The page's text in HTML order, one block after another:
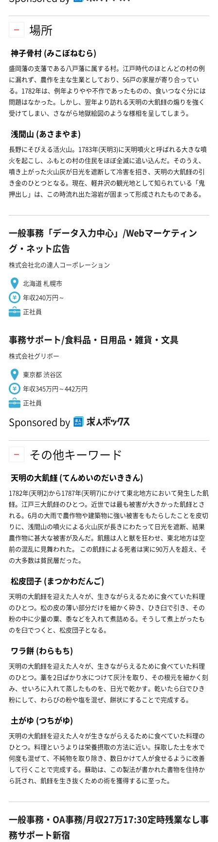
場所
神子骨村 (みこぼねむら)
盛岡藩の支藩である八戸藩に属する村。江戸時代のほとんどの村の例
に漏れず、農作を主な生業としており、56戸の家屋が寄り合ってい
る。1782年は、例年よりやや不作であったものの、食いつなぐ分には
問題はなかった。しかし、翌年より訪れる天明の大飢饉の煽りを強く
受けてしまい、さながら地獄絵図のような様相を呈してしまう。
浅間山 (あさまやま)
長野にそびえる活火山。1783年(天明3)に天明噴火と呼ばれる大きな噴
火を起こし、ふもとの村の住民をほぼ全滅に追い込んだ。そのうえ、
噴き上がった火山灰が日光を遮断して冷害を招き、天明の大飢饉の引
き金のひとつとなる。現在、軽井沢の観光地として知られている「鬼
押出し」は、この時流れ出た溶岩が固まって形成されたものである。
一般事務「データ入力中心」/Webマーケティン
グ・ネット広告
株式会社北の達人コーポレーション
北海道 札幌市
年収240万円～
正社員
事務サポート/食料品・日用品・雑貨・文具
株式会社グリボー
東京都 渋谷区
年収345万円～442万円
正社員
Sponsored by
その他キーワード
天明の大飢饉 (てんめいのだいききん)
1782年(天明2)から1787年(天明7)にかけて東北地方において発生した飢
饉。江戸三大飢饉のひとつ。近世では最も被害が大きかった飢饉とさ
れる。6月の大雨で農作物や建築物に強い被害をもたらしたことを皮切
りに、浅間山の噴火による火山灰が長きにわたって日光を遮断、結果
農作物に甚大な被害が及んだ。飢餓は人と獣を狂わせ、東北地方は空
前の混乱に見舞われた。 この飢饉による死者は実に90万人を超え、そ
の大多数は貧民層だった。
松皮団子 (まつかわだんご)
天明の大飢饉を迎えた人々が、生きながらえるために食べていた料理
のひとつ。松の皮の薄い部分だけを細かく砕き、ひき臼で引き、その
粉の中に少量の粟、黍などを入れて煮詰める。そうして煮上がったも
のを臼でつくと、松皮団子となる。
ワラ餅 (わらもち)
天明の大飢饉を迎えた人々が、生きながらえるために食べていた料理
のひとつ。藁を2日ばかり水につけて灰汁を取り、その根元を細かく刻
み、せいろに入れて蒸したものを、日光で乾かす。乾いたら臼でひき
粉にして、わらびの粉や塩を混ぜ、餅状にすることで完成する。
土がゆ (つちがゆ)
天明の大飢饉を迎えた人々が生きながらえるために食べていた料理の
ひとつ。料理というよりは栄養摂取の方法に近い。採取した土を水で
何度も混ぜて、不純物を取り除き、数日かけて人が食せるように改善
して行くことで完成する。蘇助は、この製法が書かれた書物を住持か
ら託され、飢饉を生き抜くための術を獲得するに至った。
一般事務・OA事務/月収27万17:30定時残業なし事
務サポート新宿